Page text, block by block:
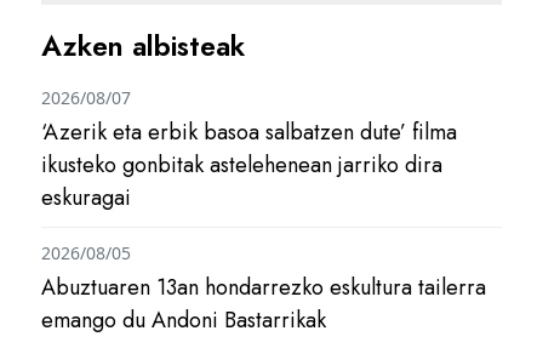
Azken albisteak
‘Azerik eta erbik basoa salbatzen dute’ filma
ikusteko gonbitak astelehenean jarriko dira
eskuragai
2026/08/07
Abuztuaren 13an hondarrezko eskultura tailerra
emango du Andoni Bastarrikak
2026/08/05